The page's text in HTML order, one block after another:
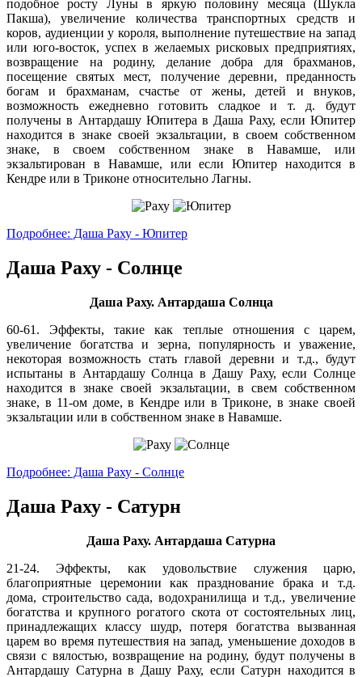
подобное росту Луны в яркую половину месяца (Шукла
Пакша), увеличение количества транспортных средств и
коров, аудиенции у короля, выполнение путешествие на запад
или юго-восток, успех в желаемых рисковых предприятиях,
возвращение на родину, делание добра для брахманов,
посещение святых мест, получение деревни, преданность
богам и брахманам, счастье от жены, детей и внуков,
возможность ежедневно готовить сладкое и т. д. будут
получены в Антардашу Юпитера в Даша Раху, если Юпитер
находится в знаке своей экзальтации, в своем собственном
знаке, в своем собственном знаке в Навамше, или
экзальтирован в Навамше, или если Юпитер находится в
Кендре или в Триконе относительно Лагны.
Подробнее: Даша Раху - Юпитер
Даша Раху - Солнце
Даша Раху. Антардаша Солнца
60-61. Эффекты, такие как теплые отношения с царем,
увеличение богатства и зерна, популярность и уважение,
некоторая возможность стать главой деревни и т.д., будут
испытаны в Антардашу Солнца в Дашу Раху, если Солнце
находится в знаке своей экзальтации, в свем собственном
знаке, в 11-ом доме, в Кендре или в Триконе, в знаке своей
экзальтации или в собственном знаке в Навамше.
Подробнее: Даша Раху - Солнце
Даша Раху - Сатурн
Даша Раху. Антардаша Сатурна
21-24. Эффекты, как удовольствие служения царю,
благоприятные церемонии как празднование брака и т.д.
дома, строительство сада, водохранилища и т.д., увеличение
богатства и крупного рогатого скота от состоятельных лиц,
принадлежащих классу шудр, потеря богатства вызванная
царем во время путешествия на запад, уменьшение доходов в
связи с вялостью, возвращение на родину, будут получены в
Антардашу Сатурна в Дашу Раху, если Сатурн находится в